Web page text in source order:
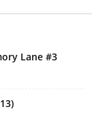
Lane #3